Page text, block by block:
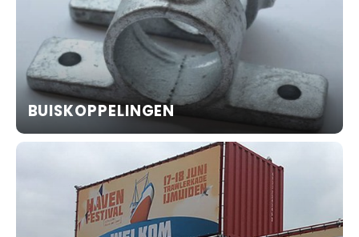
BUISKOPPELINGEN